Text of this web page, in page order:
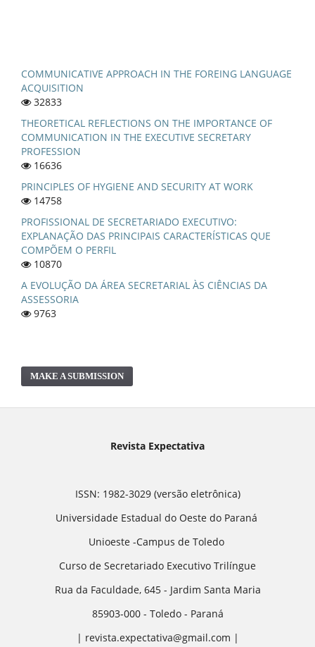
COMMUNICATIVE APPROACH IN THE FOREING LANGUAGE
ACQUISITION
32833
THEORETICAL REFLECTIONS ON THE IMPORTANCE OF
COMMUNICATION IN THE EXECUTIVE SECRETARY
PROFESSION
16636
PRINCIPLES OF HYGIENE AND SECURITY AT WORK
14758
PROFISSIONAL DE SECRETARIADO EXECUTIVO:
EXPLANAÇÃO DAS PRINCIPAIS CARACTERÍSTICAS QUE
COMPÕEM O PERFIL
10870
A EVOLUÇÃO DA ÁREA SECRETARIAL ÀS CIÊNCIAS DA
ASSESSORIA
9763
MAKE A SUBMISSION
Revista Expectativa
ISSN: 1982-3029 (versão eletrônica)
Universidade Estadual do Oeste do Paraná
Unioeste -Campus de Toledo
Curso de Secretariado Executivo Trilíngue
Rua da Faculdade, 645 - Jardim Santa Maria
85903-000 - Toledo - Paraná
| revista.expectativa@gmail.com |